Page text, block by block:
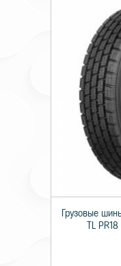
Грузовые
TL